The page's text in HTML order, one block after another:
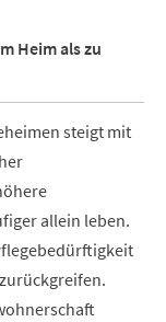
Heim als zu
steigt mit
allein leben.